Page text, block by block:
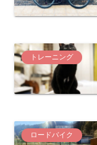
トレーニング
ロードバイク